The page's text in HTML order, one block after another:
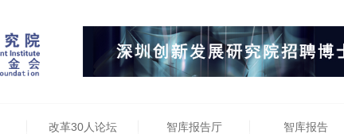
改革30人论坛 智库报告厅 智库报告